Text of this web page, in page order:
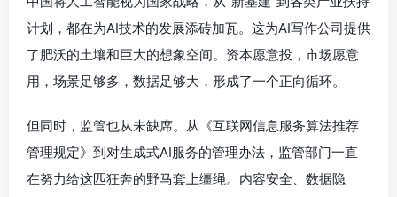
计划，都在为AI技术的发展添砖加瓦。这为AI写作公司提供
了肥沃的土壤和巨大的想象空间。资本愿意投，市场愿意
用，场景足够多，数据足够大，形成了一个正向循环。
但同时，监管也从未缺席。从《互联网信息服务算法推荐
管理规定》到对生成式AI服务的管理办法，监管部门一直
在努力给这匹狂奔的野马套上缰绳。内容安全、数据隐